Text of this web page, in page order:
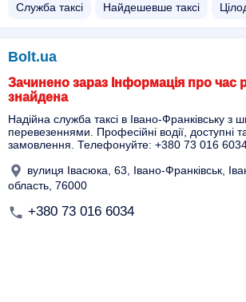
Служба таксі Найдешевше таксі
Bolt.ua
Зачинено зараз Інформація про час
знайдена
Надійна служба таксі в Івано-Франківську з
перевезеннями. Професійні водії, доступні
замовлення. Телефонуйте: +380 73 016
вулиця Івасюка, 63, Івано-Франківськ,
область, 76000
+380 73 016 6034